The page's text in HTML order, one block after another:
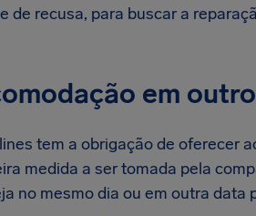
de recusa, para buscar a
em
tem a obrigação de oferecer
medida a ser tomada pela
no mesmo dia ou em outra data